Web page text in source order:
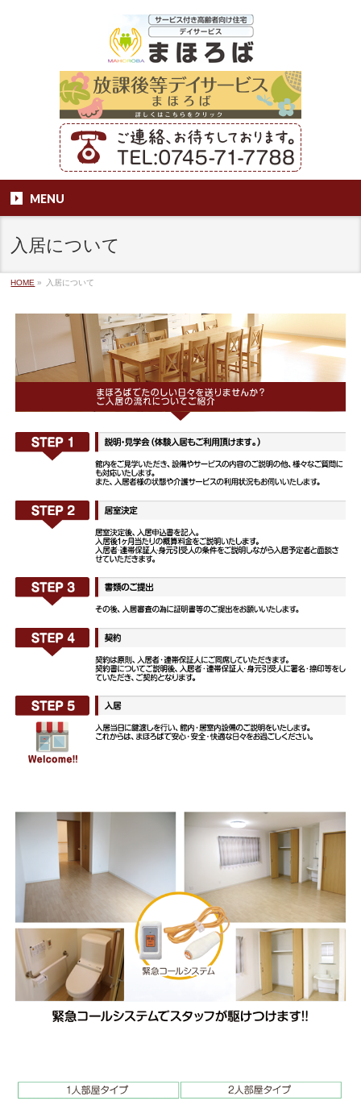
MENU
入居について
HOME » 入居について